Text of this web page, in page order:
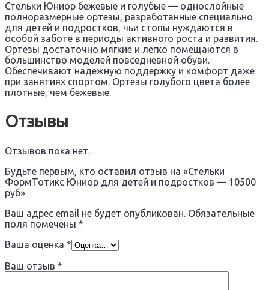
Стельки Юниор бежевые и голубые — однослойные
полноразмерные ортезы, разработанные специально
для детей и подростков, чьи стопы нуждаются в
особой заботе в периоды активного роста и развития.
Ортезы достаточно мягкие и легко помещаются в
большинство моделей повседневной обуви.
Обеспечивают надежную поддержку и комфорт даже
при занятиях спортом. Ортезы голубого цвета более
плотные, чем бежевые.
Отзывы
Отзывов пока нет.
Будьте первым, кто оставил отзыв на «Стельки
ФормТотикс Юниор для детей и подростков — 10500
руб»
Ваш адрес email не будет опубликован. Обязательные
поля помечены *
Ваша оценка *
Ваш отзыв *